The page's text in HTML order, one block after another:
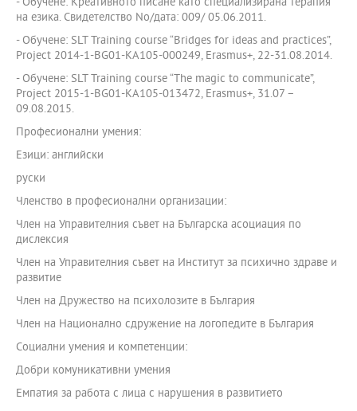
на езика. Свидетелство No/дата: 009/ 05.06.2011.
- Обучене: SLT Training course “Bridges for ideas and practices”,
Project 2014-1-BG01-KA105-000249, Еrasmus+, 22-31.08.2014.
- Обучене: SLT Training course “The magic to communicate”,
Project 2015-1-BG01-KA105-013472, Еrasmus+, 31.07 –
09.08.2015.
Професионални умения:
Езици: английски
руски
Членство в професионални организации:
Член на Управителния съвет на Българска асоциация по
дислексия
Член на Управителния съвет на Институт за психично здраве и
развитие
Член на Дружество на психолозите в България
Член на Национално сдружение на логопедите в България
Социални умения и компетенции:
Добри комуникативни умения
Емпатия за работа с лица с нарушения в развитието